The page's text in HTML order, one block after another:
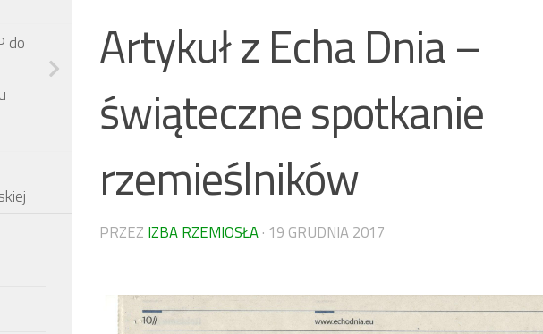
Artykuł z Echa Dnia –
świąteczne spotkanie
rzemieślników
PRZEZ IZBA RZEMIOSŁA · 19 GRUDNIA 2017
do